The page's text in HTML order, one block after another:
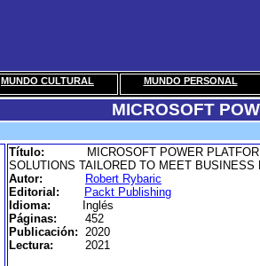
MUNDO CULTURAL MUNDO PERSONAL
MICROSOFT
Título:
MICROSOFT POWER
SOLUTIONS TAILORED TO MEET BUSINESS
Autor:
Robert Rybaric
Editorial:
Packt Publishing
Idioma:
Inglés
Páginas:
452
Publicación: 2020
Lectura:
2021